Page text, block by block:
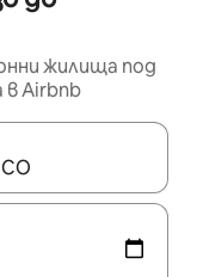
жилища под
Airbnb